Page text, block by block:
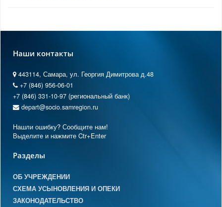
Наши контакты
443114, Самара, ул. Георгия Димитрова д.48
+7 (846) 956-06-01
+7 (846) 331-10-97 (региональный банк)
depart@socio.samregion.ru
Нашли ошибку? Сообщите нам!
Выделите и нажмите Ctr+Enter
Разделы
ОБ УЧРЕЖДЕНИИ
СХЕМА УСЫНОВЛЕНИЯ И ОПЕКИ
ЗАКОНОДАТЕЛЬСТВО